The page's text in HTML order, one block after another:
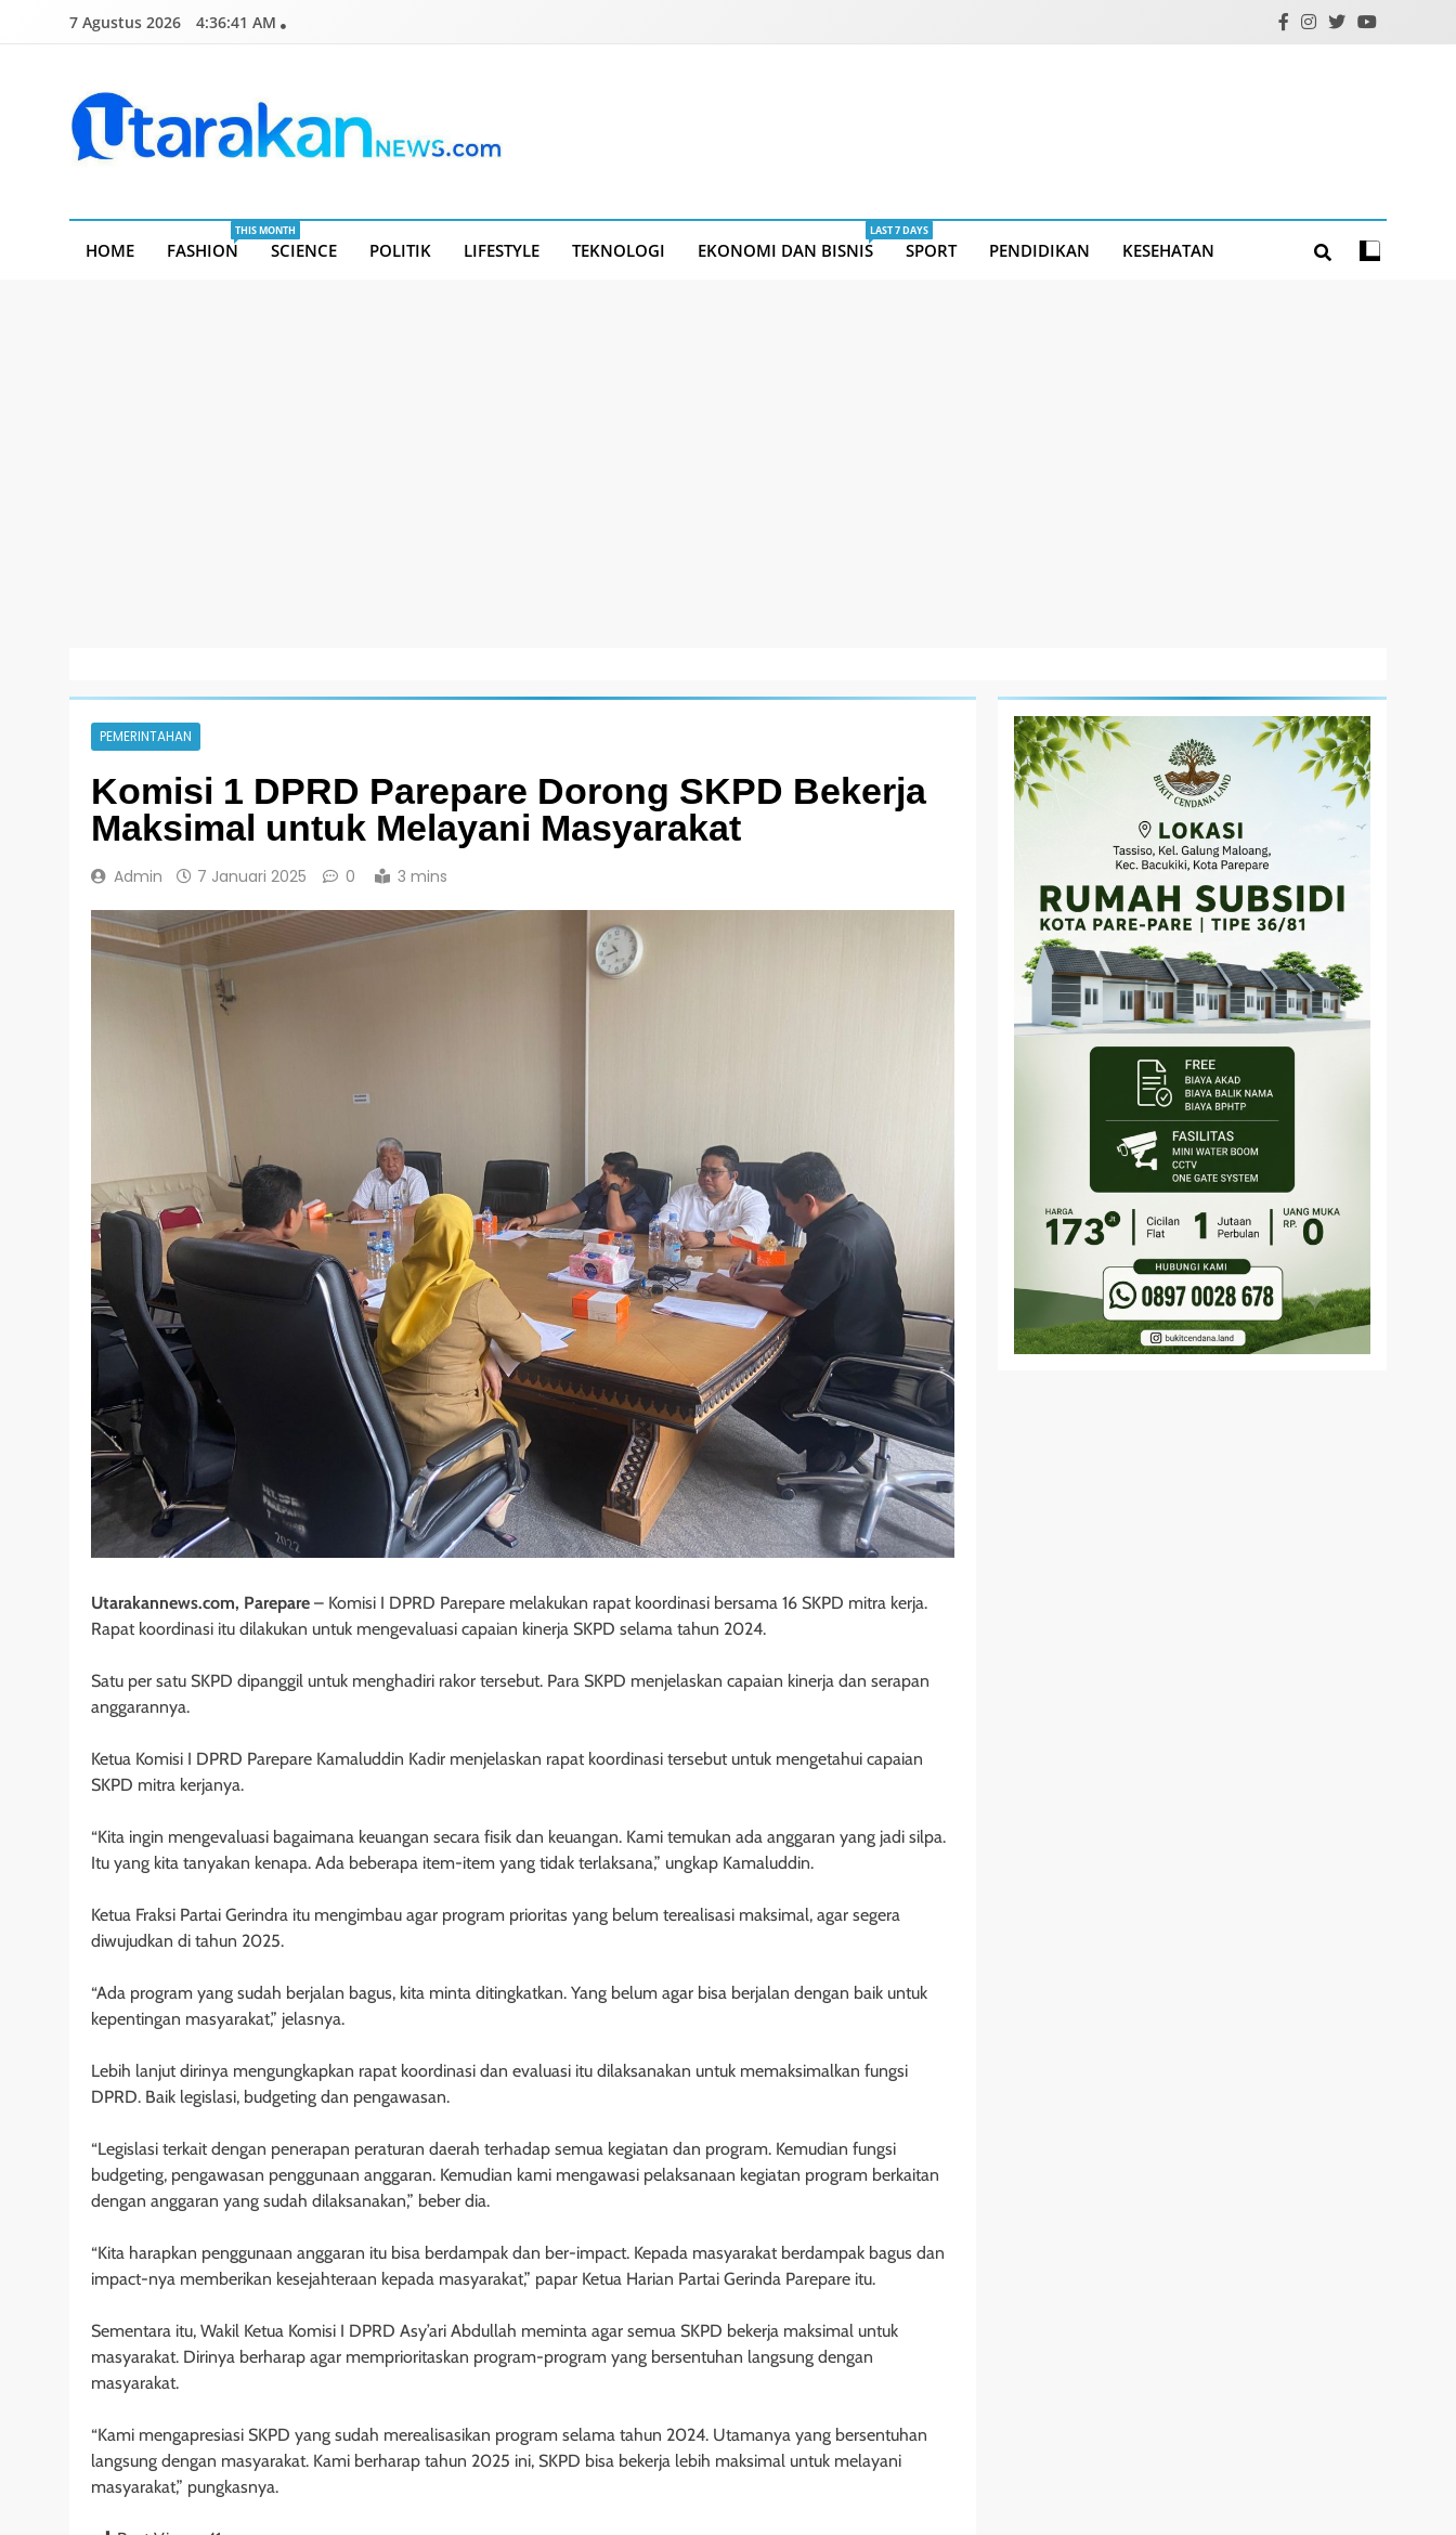
7 Agustus 2026 4:36:42 AM
HOME FASHION
THIS MONTH
SCIENCE POLITIK LIFESTYLE TEKNOLOGI EKONOMI DAN BISNIS
LAST 7 DAYS
SPORT PENDIDIKAN KESEHATAN
PEMERINTAHAN
Komisi 1 DPRD Parepare Dorong SKPD Bekerja
Maksimal untuk Melayani Masyarakat
Admin 7 Januari 2025 0 3 mins
Utarakannews.com, Parepare – Komisi I DPRD Parepare melakukan rapat koordinasi bersama 16 SKPD mitra kerja.
Rapat koordinasi itu dilakukan untuk mengevaluasi capaian kinerja SKPD selama tahun 2024.
Satu per satu SKPD dipanggil untuk menghadiri rakor tersebut. Para SKPD menjelaskan capaian kinerja dan serapan
anggarannya.
Ketua Komisi I DPRD Parepare Kamaluddin Kadir menjelaskan rapat koordinasi tersebut untuk mengetahui capaian
SKPD mitra kerjanya.
“Kita ingin mengevaluasi bagaimana keuangan secara fisik dan keuangan. Kami temukan ada anggaran yang jadi silpa.
Itu yang kita tanyakan kenapa. Ada beberapa item-item yang tidak terlaksana,” ungkap Kamaluddin.
Ketua Fraksi Partai Gerindra itu mengimbau agar program prioritas yang belum terealisasi maksimal, agar segera
diwujudkan di tahun 2025.
“Ada program yang sudah berjalan bagus, kita minta ditingkatkan. Yang belum agar bisa berjalan dengan baik untuk
kepentingan masyarakat,” jelasnya.
Lebih lanjut dirinya mengungkapkan rapat koordinasi dan evaluasi itu dilaksanakan untuk memaksimalkan fungsi
DPRD. Baik legislasi, budgeting dan pengawasan.
“Legislasi terkait dengan penerapan peraturan daerah terhadap semua kegiatan dan program. Kemudian fungsi
budgeting, pengawasan penggunaan anggaran. Kemudian kami mengawasi pelaksanaan kegiatan program berkaitan
dengan anggaran yang sudah dilaksanakan,” beber dia.
“Kita harapkan penggunaan anggaran itu bisa berdampak dan ber-impact. Kepada masyarakat berdampak bagus dan
impact-nya memberikan kesejahteraan kepada masyarakat,” papar Ketua Harian Partai Gerinda Parepare itu.
Sementara itu, Wakil Ketua Komisi I DPRD Asy’ari Abdullah meminta agar semua SKPD bekerja maksimal untuk
masyarakat. Dirinya berharap agar memprioritaskan program-program yang bersentuhan langsung dengan
masyarakat.
“Kami mengapresiasi SKPD yang sudah merealisasikan program selama tahun 2024. Utamanya yang bersentuhan
langsung dengan masyarakat. Kami berharap tahun 2025 ini, SKPD bisa bekerja lebih maksimal untuk melayani
masyarakat,” pungkasnya.